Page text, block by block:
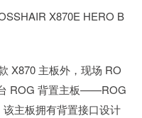
X870E HERO B
X870 主板外，现场 RO
ROG 背置主板——ROG
主板拥有背置接口设计